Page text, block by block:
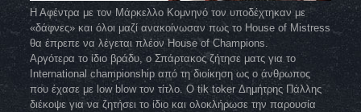
Η Αφέντρα με τον Μάρκελλο Κομνηνό τον υποδέχτηκαν με
«δάφνες» και όλοι μαζί ανακοίνωσαν πως το House of Mistress
θα έπρεπε να λέγεται πλέον House of Champions.
Αργότερα το ίδιο βράδυ, ο Σπάρτακος ζήτησε ματς για το
International championship από τη διοίκηση ως ο άνθρωπος
που έχασε με low blow τον τίτλο. Ο tik toker Δημήτρης Πάλλης
διέκοψε για να ζητήσει το ίδιο και ολοκλήρωσε την παρουσία